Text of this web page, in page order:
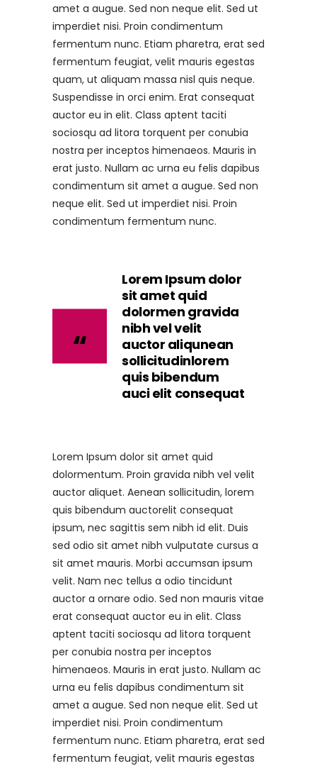
amet a augue. Sed non neque elit. Sed ut
imperdiet nisi. Proin condimentum
fermentum nunc. Etiam pharetra, erat sed
fermentum feugiat, velit mauris egestas
quam, ut aliquam massa nisl quis neque.
Suspendisse in orci enim. Erat consequat
auctor eu in elit. Class aptent taciti
sociosqu ad litora torquent per conubia
nostra per inceptos himenaeos. Mauris in
erat justo. Nullam ac urna eu felis dapibus
condimentum sit amet a augue. Sed non
neque elit. Sed ut imperdiet nisi. Proin
condimentum fermentum nunc.
Lorem Ipsum dolor
sit amet quid
dolormen gravida
nibh vel velit
auctor aliqunean
sollicitudinlorem
quis bibendum
auci elit consequat
Lorem Ipsum dolor sit amet quid
dolormentum. Proin gravida nibh vel velit
auctor aliquet. Aenean sollicitudin, lorem
quis bibendum auctorelit consequat
ipsum, nec sagittis sem nibh id elit. Duis
sed odio sit amet nibh vulputate cursus a
sit amet mauris. Morbi accumsan ipsum
velit. Nam nec tellus a odio tincidunt
auctor a ornare odio. Sed non mauris vitae
erat consequat auctor eu in elit. Class
aptent taciti sociosqu ad litora torquent
per conubia nostra per inceptos
himenaeos. Mauris in erat justo. Nullam ac
urna eu felis dapibus condimentum sit
amet a augue. Sed non neque elit. Sed ut
imperdiet nisi. Proin condimentum
fermentum nunc. Etiam pharetra, erat sed
fermentum feugiat, velit mauris egestas